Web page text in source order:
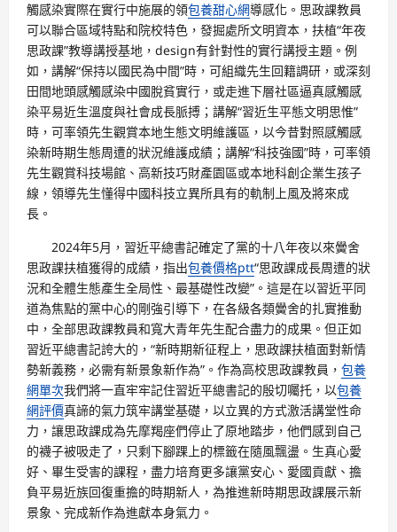
觸感染實際在實行中施展的領包養甜心網導感化。思政課教員
可以聯合區域特點和院校特色，發掘處所文明資本，扶植“年夜
思政課”教導講授基地，design有針對性的實行講授主題。例
如，講解“保持以國民為中間”時，可組織先生回籍調研，或深刻
田間地頭感觸感染中國脫貧實行，或走進下層社區逼真感觸感
染平易近生溫度與社會成長脈搏；講解“習近生平態文明思惟”
時，可率領先生觀賞本地生態文明維護區，以今昔對照感觸感
染新時期生態周遭的狀況維護成績；講解“科技強國”時，可率領
先生觀賞科技場館、高新技巧財產園區或本地科創企業生孩子
線，領導先生懂得中國科技立異所具有的軌制上風及將來成
長。
2024年5月，習近平總書記確定了黨的十八年夜以來黌舍
思政課扶植獲得的成績，指出包養價格ptt“思政課成長周遭的狀
況和全體生態產生全局性、最基礎性改變”。這是在以習近平同
道為焦點的黨中心的剛強引導下，在各級各類黌舍的扎實推動
中，全部思政課教員和寬大青年先生配合盡力的成果。但正如
習近平總書記誇大的，“新時期新征程上，思政課扶植面對新情
勢新義務，必需有新景象新作為”。作為高校思政課教員， 包養
網單次我們將一直牢牢記住習近平總書記的殷切囑托，以包養
網評價真諦的氣力筑牢講堂基礎，以立異的方式激活講堂性命
力，讓思政課成為先摩羯座們停止了原地踏步，他們感到自己
的襪子被吸走了，只剩下腳踝上的標籤在隨風飄盪。生真心愛
好、畢生受害的課程，盡力培育更多讓黨安心、愛國貢獻、擔
負平易近族回復重擔的時期新人，為推進新時期思政課展示新
景象、完成新作為進獻本身氣力。